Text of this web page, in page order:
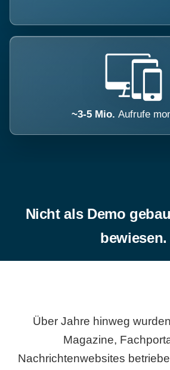
~3-5 Mio. Aufrufe
Nicht als Demo
bewiesen.
Über Jahre hinweg
Magazine,
Nachrichtenwebsites